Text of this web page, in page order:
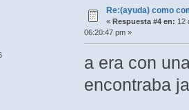
Re:(ayuda) como
« Respuesta #4 en: 12
06:20:47 pm »
a era con
encontraba